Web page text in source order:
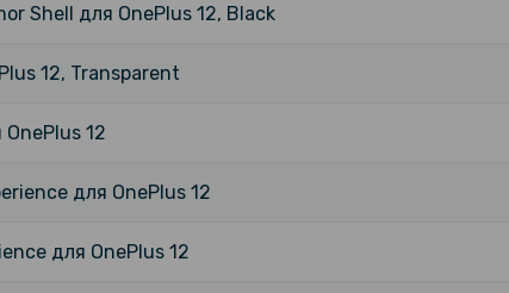
Shell для OnePlus 12, Black
12, Transparent
12
для OnePlus 12
для OnePlus 12